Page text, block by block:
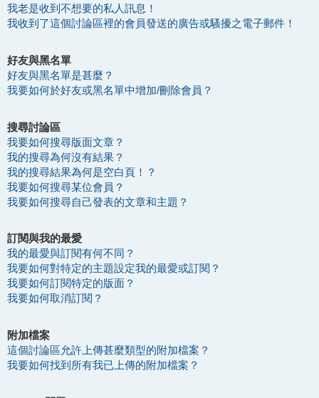
我老是收到不想要的私人訊息！
我收到了這個討論區裡的會員發送的廣告或騷擾之電子郵件！
好友與黑名單
好友與黑名單是甚麼？
我要如何於好友或黑名單中增加/刪除會員？
搜尋討論區
我要如何搜尋版面文章？
我的搜尋為何沒有結果？
我的搜尋結果為何是空白頁！？
我要如何搜尋某位會員？
我要如何搜尋自己發表的文章和主題？
訂閱與我的最愛
我的最愛與訂閱有何不同？
我要如何對特定的主題設定我的最愛或訂閱？
我要如何訂閱特定的版面？
我要如何取消訂閱？
附加檔案
這個討論區允許上傳甚麼類型的附加檔案？
我要如何找到所有我已上傳的附加檔案？